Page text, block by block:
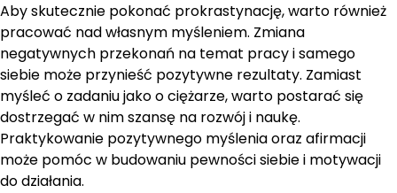
Aby skutecznie pokonać prokrastynację, warto również
pracować nad własnym myśleniem. Zmiana
negatywnych przekonań na temat pracy i samego
siebie może przynieść pozytywne rezultaty. Zamiast
myśleć o zadaniu jako o ciężarze, warto postarać się
dostrzegać w nim szansę na rozwój i naukę.
Praktykowanie pozytywnego myślenia oraz afirmacji
może pomóc w budowaniu pewności siebie i motywacji
do działania.